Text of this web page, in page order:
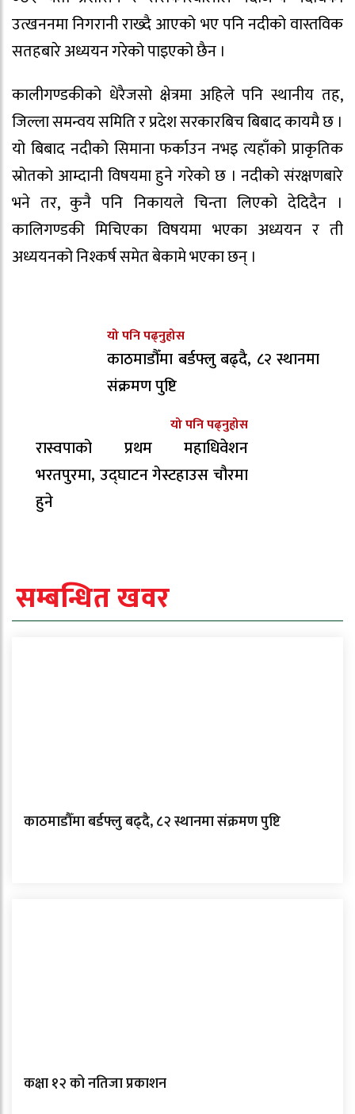
उत्खननमा निगरानी राख्दै आएको भए पनि नदीको वास्तविक
सतहबारे अध्ययन गरेको पाइएको छैन ।
कालीगण्डकीको धेरैजसो क्षेत्रमा अहिले पनि स्थानीय तह,
जिल्ला समन्वय समिति र प्रदेश सरकारबिच बिबाद कायमै छ ।
यो बिबाद नदीको सिमाना फर्काउन नभइ त्यहाँको प्राकृतिक
स्रोतको आम्दानी विषयमा हुने गरेको छ । नदीको संरक्षणबारे
भने तर, कुनै पनि निकायले चिन्ता लिएको देदिदैन ।
कालिगण्डकी मिचिएका विषयमा भएका अध्ययन र ती
अध्ययनको निश्कर्ष समेत बेकामे भएका छन् ।
यो पनि पढ्नुहोस
काठमाडौँमा बर्डफ्लु बढ्दै, ८२ स्थानमा
संक्रमण पुष्टि
यो पनि पढ्नुहोस
रास्वपाको प्रथम महाधिवेशन
भरतपुरमा, उद्घाटन गेस्टहाउस चौरमा
हुने
सम्बन्धित खवर
काठमाडौँमा बर्डफ्लु बढ्दै, ८२ स्थानमा संक्रमण पुष्टि
कक्षा १२ को नतिजा प्रकाशन